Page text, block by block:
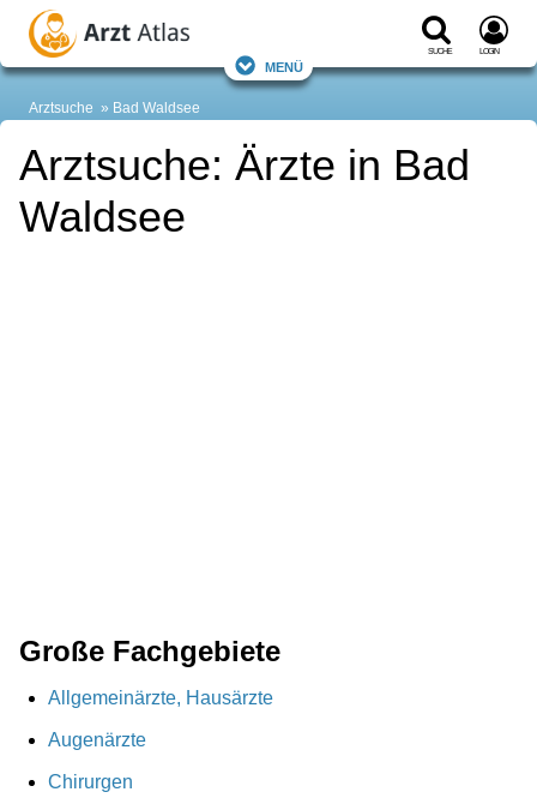
Suche Login
Menü
Arztsuche Bad Waldsee
Arztsuche: Ärzte in Bad
Waldsee
Große Fachgebiete
Allgemeinärzte, Hausärzte
Augenärzte
Chirurgen